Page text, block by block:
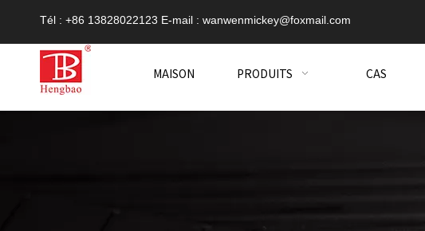
Tél : +86 13828022123 E-mail : wanwenmickey@foxmail.com
MAISON PRODUITS CAS